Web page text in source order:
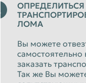
2
ЛОМА
Вы можете
заказать
Так же Вы